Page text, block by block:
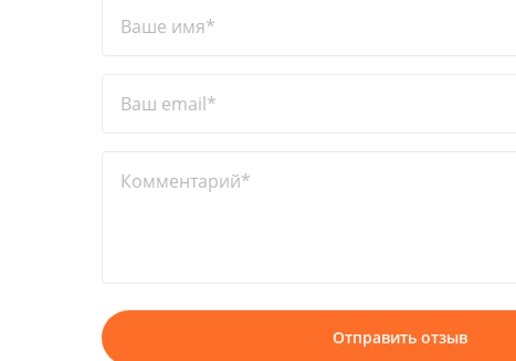
Ваше имя*
Ваш email*
Комментарий*
Отправить отзыв